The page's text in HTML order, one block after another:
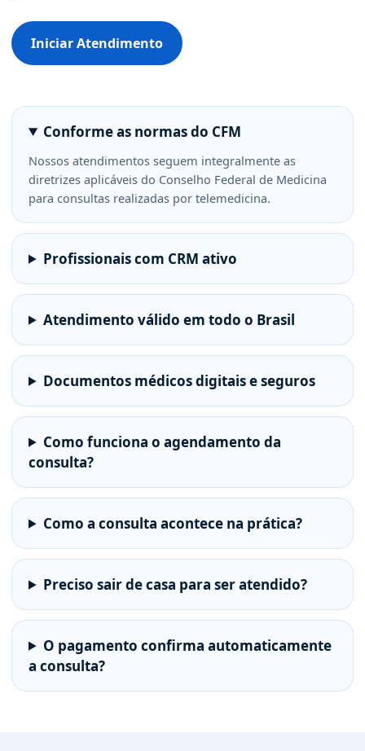
Iniciar Atendimento
Conforme as normas do CFM
Nossos atendimentos seguem integralmente as
diretrizes aplicáveis do Conselho Federal de Medicina
para consultas realizadas por telemedicina.
Profissionais com CRM ativo
Atendimento válido em todo o Brasil
Documentos médicos digitais e seguros
Como funciona o agendamento da
consulta?
Como a consulta acontece na prática?
Preciso sair de casa para ser atendido?
O pagamento confirma automaticamente
a consulta?